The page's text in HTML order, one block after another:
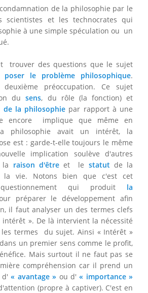
de la philosophie par le
scientistes et les technocrates qui
à une simple spéculation ou un
trouver des questions que le sujet
poser le problème philosophique.
préoccupation. Ce sujet
dusens, du rôle (la fonction) et
la philosophie par rapport à une
encore implique que même en
philosophie avait un intérêt, la
est : garde-t-elle toujours le même
implication soulève d'autres
la raison d'êtreet le statut de la
la vie. Notons bien que c'est cet
qui produit la
préparer le développement afin
il faut analyser un des termes clefs
». De là intervient la nécessité
termes du sujet. Ainsi « Intérêt »
un premier sens comme le profit,
Mais surtout il ne faut pas se
compréhension car il prend un
d' « avantage » ou d'« importance »
(propre à captiver). C'est en